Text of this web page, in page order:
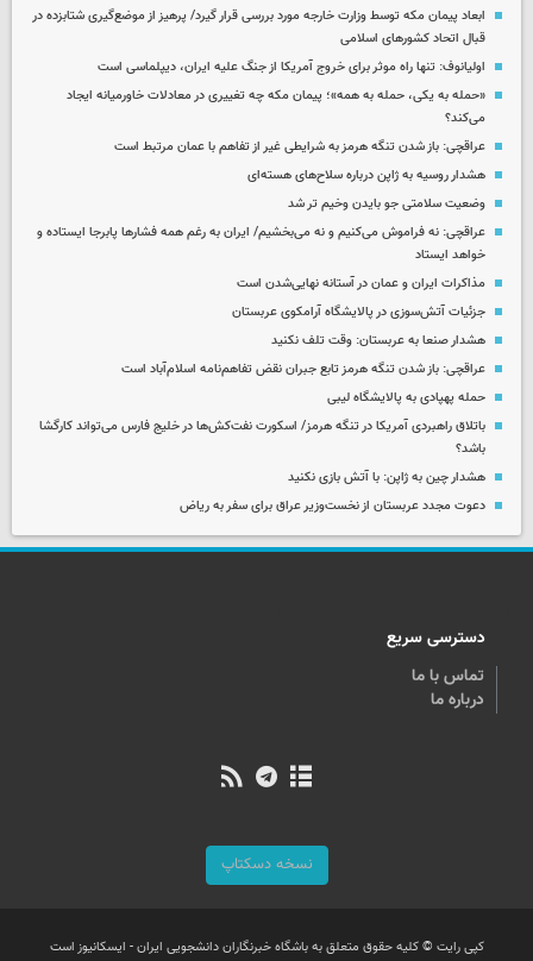
ابعاد پیمان مکه توسط وزارت خارجه مورد بررسی قرار گیرد/ پرهیز از موضع‌گیری شتابزده در
قبال اتحاد کشورهای اسلامی
اولیانوف: تنها راه موثر برای خروج آمریکا از جنگ علیه ایران، دیپلماسی است
«حمله به یکی، حمله به همه»؛ پیمان مکه چه تغییری در معادلات خاورمیانه ایجاد
می‌کند؟
عراقچی: باز شدن تنگه هرمز به شرایطی غیر از تفاهم با عمان مرتبط است
هشدار روسیه به ژاپن درباره سلاح‌های هسته‌ای
وضعیت سلامتی جو بایدن وخیم تر شد
عراقچی: نه فراموش می‌کنیم و نه می‌بخشیم/ ایران به رغم همه فشارها پابرجا ایستاده و
خواهد ایستاد
مذاکرات ایران و عمان در آستانه نهایی‌شدن است
جزئیات آتش‌سوزی در پالایشگاه آرامکوی عربستان
هشدار صنعا به عربستان: وقت تلف نکنید
عراقچی: باز شدن تنگه هرمز تابع جبران نقض تفاهم‌نامه اسلام‌آباد است
حمله پهپادی به پالایشگاه لیبی
باتلاق راهبردی آمریکا در تنگه هرمز/ اسکورت نفت‌کش‌ها در خلیج فارس می‌تواند کارگشا
باشد؟
هشدار چین به ژاپن: با آتش بازی نکنید
دعوت مجدد عربستان از نخست‌وزیر عراق برای سفر به ریاض
دسترسی سریع
تماس با ما
درباره ما
نسخه دسکتاپ
کپی رایت © کلیه حقوق متعلق به باشگاه خبرنگاران دانشجویی ایران - ایسکانیوز است